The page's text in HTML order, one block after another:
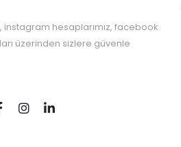
hesaplarımız, facebook
üzerinden sizlere güvenle